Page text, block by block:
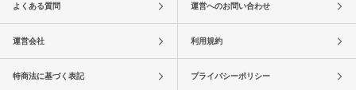
よくある質問 運営へのお問い合わせ
運営会社 利用規約
特商法に基づく表記 プライバシーポリシー